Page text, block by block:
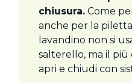
chiusura. Come
anche per la piletta
lavandino non si
salterello, ma il
apri e chiudi con